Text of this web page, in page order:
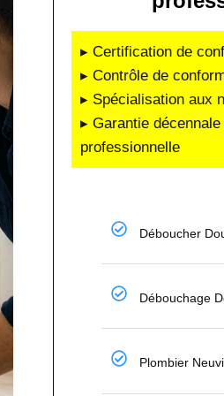
▸ Certification de
▸ Contrôle de
▸ Spécialisation aux
▸ Garantie
professionnelle
Déboucher
Débouchage
Plombier